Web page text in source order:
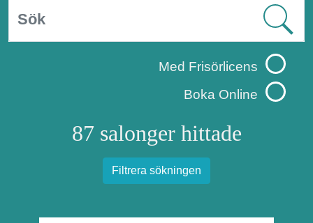
Med Frisörlicens
Boka Online
87 salonger hittade
Filtrera sökningen